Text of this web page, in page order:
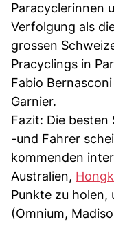
Paracyclerinnen
Verfolgung als
grossen
Pracyclings in
Fabio
Garnier.
Fazit: Die
-und Fahrer
kommenden
Australien,
Punkte zu holen,
(Omnium,